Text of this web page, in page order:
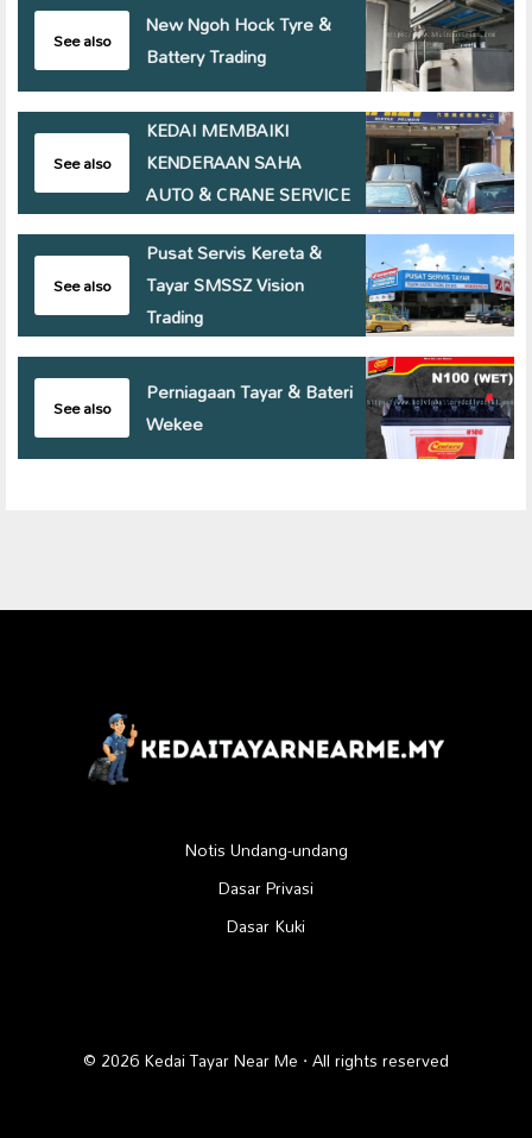
See also
New Ngoh Hock Tyre &
Battery Trading
See also
KEDAI MEMBAIKI
KENDERAAN SAHA
AUTO & CRANE SERVICE
See also
Pusat Servis Kereta &
Tayar SMSSZ Vision
Trading
See also
Perniagaan Tayar & Bateri
Wekee
Notis Undang-undang
Dasar Privasi
Dasar Kuki
© 2026 Kedai Tayar Near Me · All rights reserved